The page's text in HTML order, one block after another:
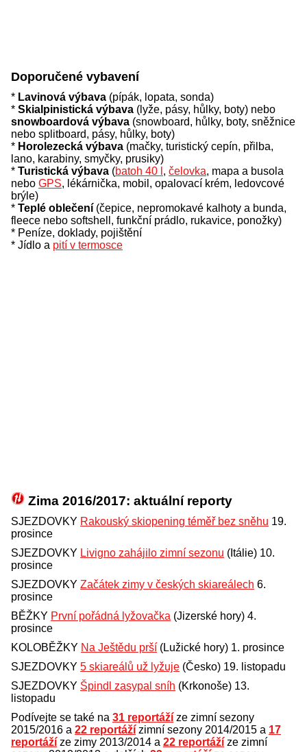
Doporučené vybavení
* Lavinová výbava (pípák, lopata, sonda)
* Skialpinistická výbava (lyže, pásy, hůlky, boty) nebo
snowboardová výbava (snowboard, hůlky, boty, sněžnice
nebo splitboard, pásy, hůlky, boty)
* Horolezecká výbava (mačky, turistický cepín, přilba,
lano, karabiny, smyčky, prusiky)
* Turistická výbava (batoh 40 l , čelovka, mapa a busola
nebo GPS, lékárnička, mobil, opalovací krém, ledovcové
brýle)
* Teplé oblečení (čepice, nepromokavé kalhoty a bunda,
fleece nebo softshell, funkční prádlo, rukavice, ponožky)
* Peníze, doklady, pojištění
* Jídlo a pití v termosce
Zima 2016/2017: aktuální reporty
SJEZDOVKY Rakouský skiopening téměř bez sněhu 19.
prosince
SJEZDOVKY Livigno zahájilo zimní sezonu (Itálie) 10.
prosince
SJEZDOVKY Začátek zimy v českých skiareálech 6.
prosince
BĚŽKY První pořádná lyžovačka (Jizerské hory) 4.
prosince
KOLOBĚŽKY Na Ještědu prší (Lužické hory) 1. prosince
SJEZDOVKY 5 skiareálů už lyžuje (Česko) 19. listopadu
SJEZDOVKY Špindl zasypal sníh (Krkonoše) 13.
listopadu
Podívejte se také na 31 reportáží ze zimní sezony
2015/2016 a 22 reportáží zimní sezony 2014/2015 a 17
reportáží ze zimy 2013/2014 a 22 reportáží ze zimní